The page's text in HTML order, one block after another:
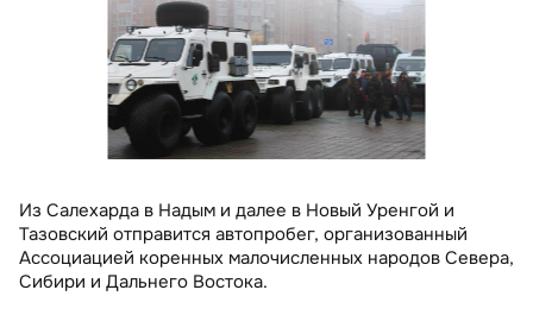
Из Салехарда в Надым и далее в Новый Уренгой и
Тазовский отправится автопробег, организованный
Ассоциацией коренных малочисленных народов Севера,
Сибири и Дальнего Востока.